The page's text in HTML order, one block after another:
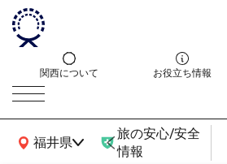
関西について お役立ち情報
福井県
関西広域MAP
旅の安心/安全
情報